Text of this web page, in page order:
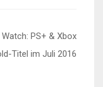
PS+ & Xbox
Titel im Juli 2016